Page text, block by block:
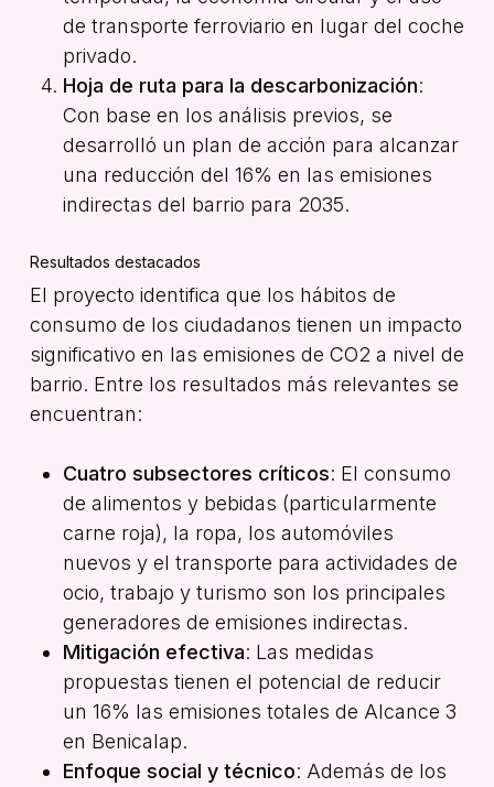
de transporte ferroviario en lugar del coche
privado.
Hoja de ruta para la descarbonización:
Con base en los análisis previos, se
desarrolló un plan de acción para alcanzar
una reducción del 16% en las emisiones
indirectas del barrio para 2035.
Resultados destacados
El proyecto identifica que los hábitos de
consumo de los ciudadanos tienen un impacto
significativo en las emisiones de CO2 a nivel de
barrio. Entre los resultados más relevantes se
encuentran:
Cuatro subsectores críticos: El consumo
de alimentos y bebidas (particularmente
carne roja), la ropa, los automóviles
nuevos y el transporte para actividades de
ocio, trabajo y turismo son los principales
generadores de emisiones indirectas.
Mitigación efectiva: Las medidas
propuestas tienen el potencial de reducir
un 16% las emisiones totales de Alcance 3
en Benicalap.
Enfoque social y técnico: Además de los